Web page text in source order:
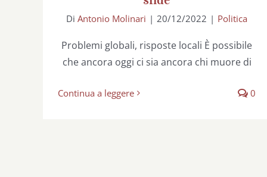
Di Antonio Molinari | 20/12/2022 | Politica
Problemi globali, risposte locali È possibile
che ancora oggi ci sia ancora chi muore di
Continua a leggere 0